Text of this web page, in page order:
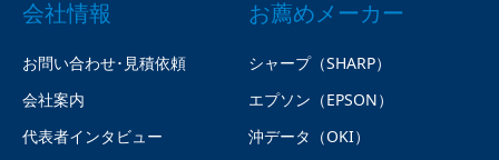
会社情報
お問い合わせ･見積依頼
会社案内
代表者インタビュー
お薦めメーカー
シャープ（SHARP）
エプソン（EPSON）
沖データ（OKI）